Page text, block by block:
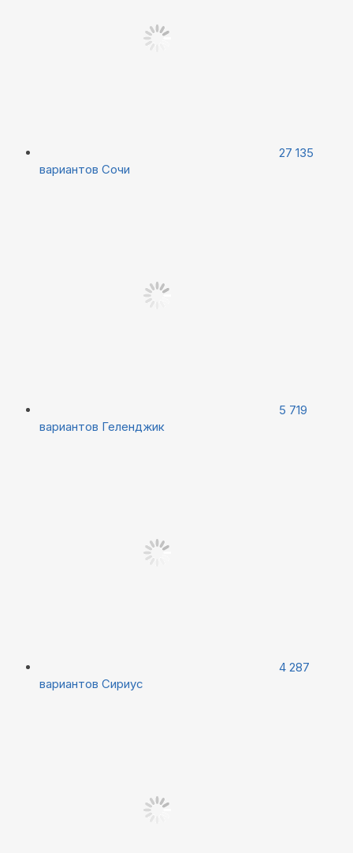
27 135
вариантов Сочи
5 719
вариантов Геленджик
4 287
вариантов Сириус